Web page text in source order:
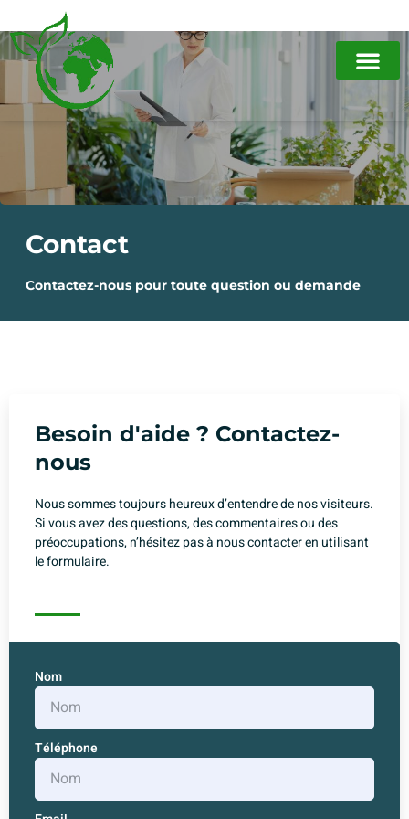
Contact
Contactez-nous pour toute question ou demande
Besoin d'aide ? Contactez-
nous
Nous sommes toujours heureux d’entendre de nos visiteurs.
Si vous avez des questions, des commentaires ou des
préoccupations, n’hésitez pas à nous contacter en utilisant
le formulaire.
franckmullerwatches.to
are
able
to
meet
the
needs
Nom
Téléphone